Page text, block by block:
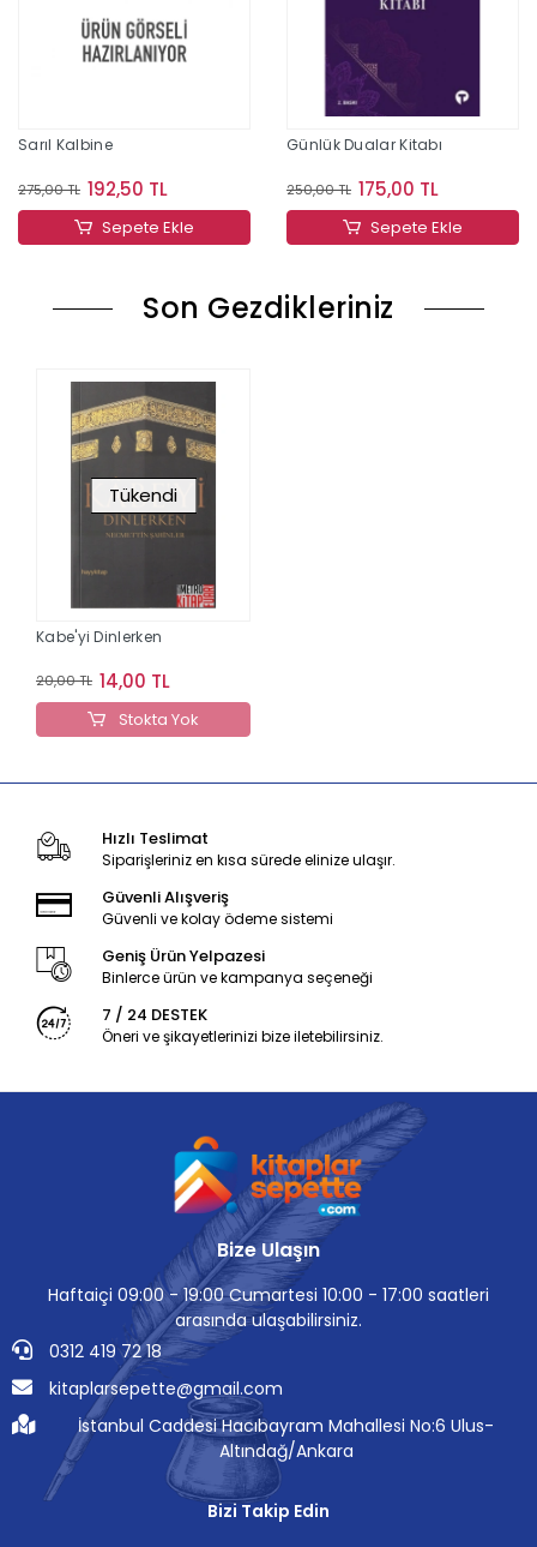
Sarıl Kalbine
275,00 TL 192,50 TL
Sepete Ekle
Günlük Dualar Kitabı
250,00 TL 175,00 TL
Sepete Ekle
Son Gezdikleriniz
Tükendi
Kabe'yi Dinlerken
20,00 TL 14,00 TL
Stokta Yok
Hızlı Teslimat
Siparişleriniz en kısa sürede elinize ulaşır.
Güvenli Alışveriş
Güvenli ve kolay ödeme sistemi
Geniş Ürün Yelpazesi
Binlerce ürün ve kampanya seçeneği
7 / 24 DESTEK
Öneri ve şikayetlerinizi bize iletebilirsiniz.
Bize Ulaşın
Haftaiçi 09:00 - 19:00 Cumartesi 10:00 - 17:00 saatleri
arasında ulaşabilirsiniz.
0312 419 72 18
kitaplarsepette@gmail.com
İstanbul Caddesi Hacıbayram Mahallesi No:6 Ulus-
Altındağ/Ankara
Bizi Takip Edin